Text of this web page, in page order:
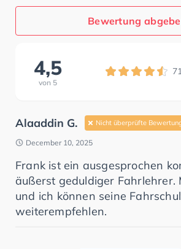
Bewertung
4,5
von 5
Alaaddin G. Nicht überprüfte
December 10, 2025
Frank ist ein ausgesprochen
äußerst geduldiger Fahrlehrer.
und ich können seine
weiterempfehlen.